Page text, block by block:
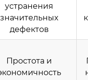
устранения
значительных
дефектов
Простота и